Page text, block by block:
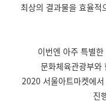
최상의 결과물을 효율적
이번엔 아주 특별
문화체육관광부와
2020 서울아트마켓에
진